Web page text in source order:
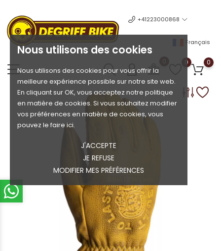
Nous utilisons des cookies
Nous utilisons des cookies pour vous offrir la
meilleure expérience possible sur notre site web.
En cliquant sur OK, vous acceptez notre politique
en matière de cookies. Si vous souhaitez modifier
vos préférences en matière de cookies, vous
pouvez le faire ici.
J'ACCEPTE
JE REFUSE
MODIFIER MES PRÉFÉRENCES
+41223000868
Français
0 0